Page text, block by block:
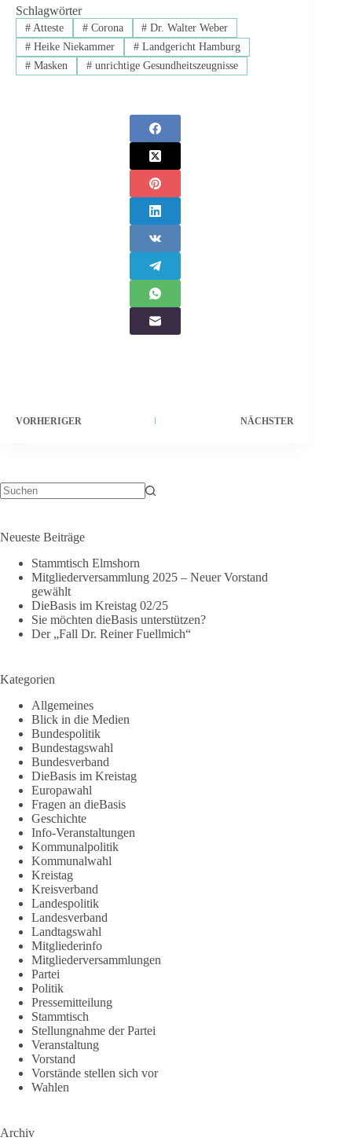
Schlagwörter
#Atteste #Corona # Dr. Walter Weber
#Heike Niekammer #Landgericht Hamburg
#Masken #unrichtige Gesundheitszeugnisse
VORHERIGER NÄCHSTER
Neueste Beiträge
Stammtisch Elmshorn
Mitgliederversammlung 2025 – Neuer Vorstand
gewählt
DieBasis im Kreistag 02/25
Sie möchten dieBasis unterstützen?
Der „Fall Dr. Reiner Fuellmich“
Kategorien
Allgemeines
Blick in die Medien
Bundespolitik
Bundestagswahl
Bundesverband
DieBasis im Kreistag
Europawahl
Fragen an dieBasis
Geschichte
Info-Veranstaltungen
Kommunalpolitik
Kommunalwahl
Kreistag
Kreisverband
Landespolitik
Landesverband
Landtagswahl
Mitgliederinfo
Mitgliederversammlungen
Partei
Politik
Pressemitteilung
Stammtisch
Stellungnahme der Partei
Veranstaltung
Vorstand
Vorstände stellen sich vor
Wahlen
Archiv